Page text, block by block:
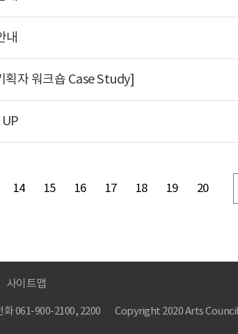
내
획자 워크숍 Case Study]
14 15 16 17 18 19 20
사이트맵
화 061-900-2100, 2200 Copyright 2020 Arts